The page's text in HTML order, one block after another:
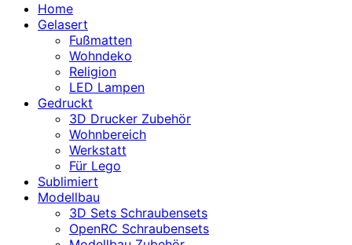
Home
Gelasert
Fußmatten
Wohndeko
Religion
LED Lampen
Gedruckt
3D Drucker Zubehör
Wohnbereich
Werkstatt
Für Lego
Sublimiert
Modellbau
3D Sets Schraubensets
OpenRC Schraubensets